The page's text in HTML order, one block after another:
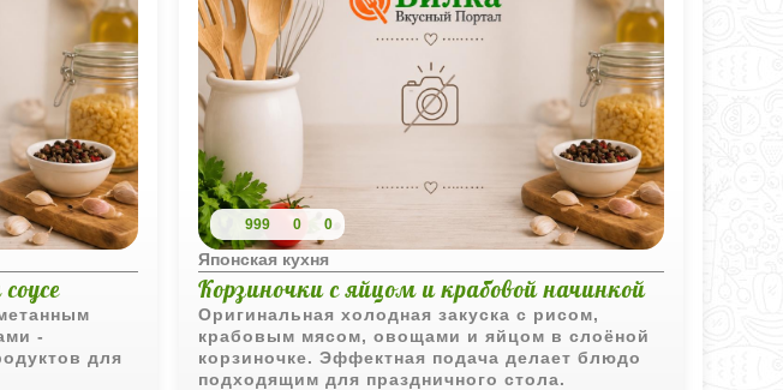
-
для
999 0 0
Японская кухня
Корзиночки с яйцом и крабовой начинкой
Оригинальная холодная закуска с рисом,
крабовым мясом, овощами и яйцом в слоёной
корзиночке. Эффектная подача делает блюдо
подходящим для праздничного стола.